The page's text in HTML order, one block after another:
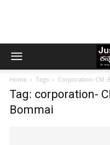
Home Tags Corporation- CM -
Tag: corporation-
Bommai